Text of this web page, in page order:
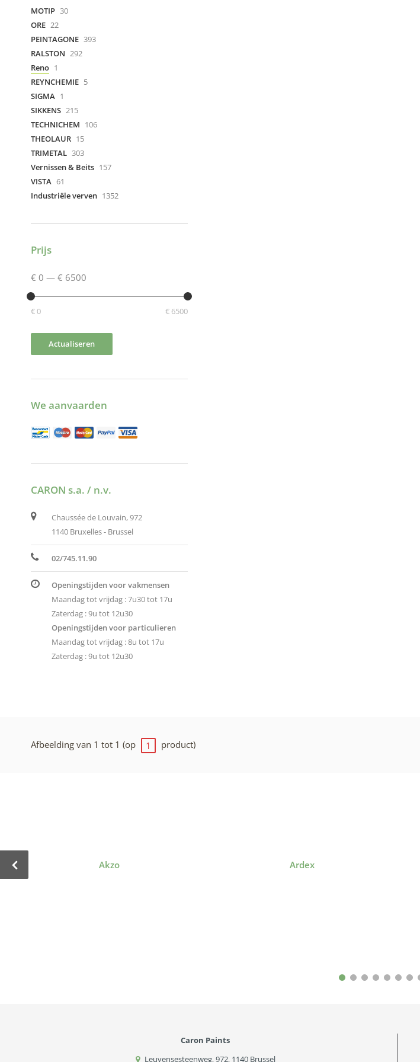
MOTIP 30
ORE 22
PEINTAGONE 393
RALSTON 292
Reno 1
REYNCHEMIE 5
SIGMA 1
SIKKENS 215
TECHNICHEM 106
THEOLAUR 15
TRIMETAL 303
Vernissen & Beits 157
VISTA 61
Industriële verven 1352
Prijs
€ 0 — € 6500
€ 0 € 6500
Actualiseren
We aanvaarden
CARON s.a. / n.v.
Chaussée de Louvain, 972
1140 Bruxelles - Brussel
02/745.11.90
Openingstijden voor vakmensen
Maandag tot vrijdag : 7u30 tot 17u
Zaterdag : 9u tot 12u30
Openingstijden voor particulieren
Maandag tot vrijdag : 8u tot 17u
Zaterdag : 9u tot 12u30
Afbeelding van 1 tot 1 (op 1 product)
Akzo Ardex
Caron Paints
Leuvensesteenweg, 972, 1140 Brussel